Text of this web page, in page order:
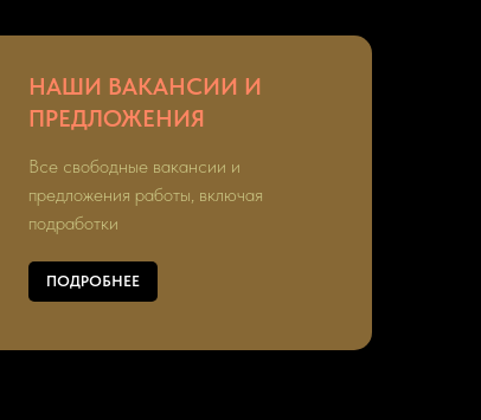
НАШИ ВАКАНСИИ И
ПРЕДЛОЖЕНИЯ
Все свободные вакансии и
предложения работы, включая
подработки
ПОДРОБНЕЕ